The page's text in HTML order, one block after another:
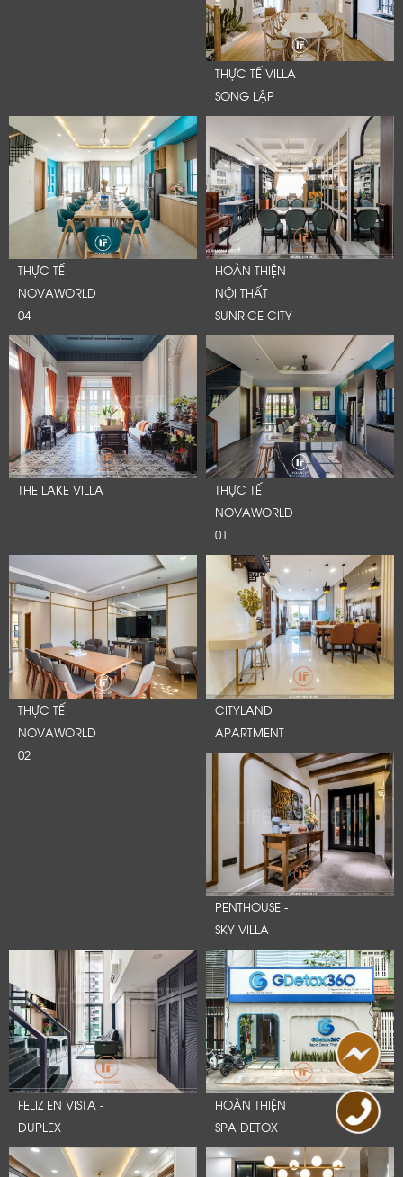
THỰC TẾ VILLA
SONG LẬP
THỰC TẾ
NOVAWORLD
04
HOÀN THIỆN
NỘI THẤT
SUNRICE CITY
THE LAKE VILLA
THỰC TẾ
NOVAWORLD
01
THỰC TẾ
NOVAWORLD
02
CITYLAND
APARTMENT
PENTHOUSE -
SKY VILLA
FELIZ EN VISTA -
DUPLEX
HOÀN THIỆN
SPA DETOX